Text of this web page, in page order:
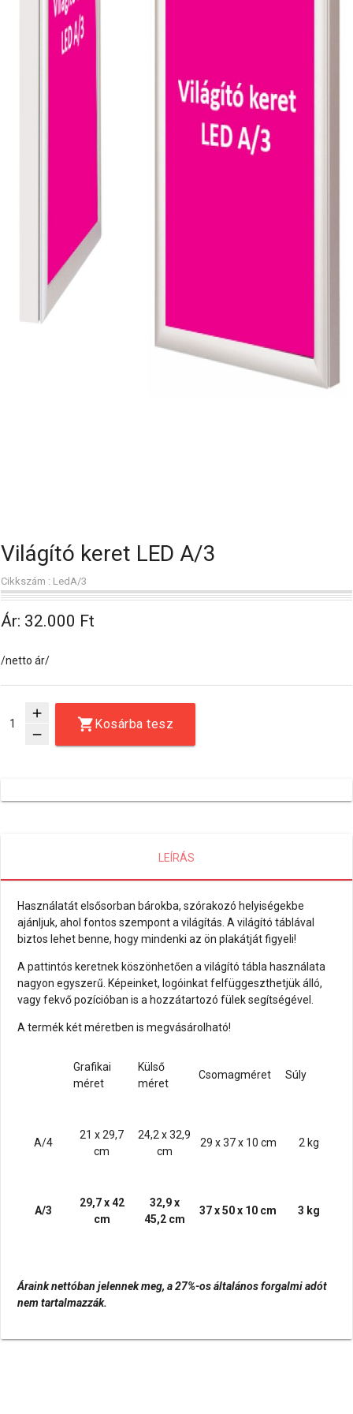
Világító keret LED A/3
Cikkszám : LedA/3
Ár: 32.000 Ft
/netto ár/
add
remove
Kosárba tesz
LEÍRÁS
Használatát elsősorban bárokba, szórakozó helyiségekbe
ajánljuk, ahol fontos szempont a világítás. A világító táblával
biztos lehet benne, hogy mindenki az ön plakátját figyeli!
A pattintós keretnek köszönhetően a világító tábla használata
nagyon egyszerű. Képeinket, logóinkat felfüggeszthetjük álló,
vagy fekvő pozícióban is a hozzátartozó fülek segítségével.
A termék két méretben is megvásárolható!
Grafikai
méret
Külső
méret
Csomagméret Súly
A/4
21 x 29,7
cm
24,2 x 32,9
cm
29 x 37 x 10 cm 2 kg
A/3
29,7 x 42
cm
32,9 x
45,2 cm
37 x 50 x 10 cm 3 kg
Áraink nettóban jelennek meg, a 27%-os általános forgalmi adót
nem tartalmazzák.